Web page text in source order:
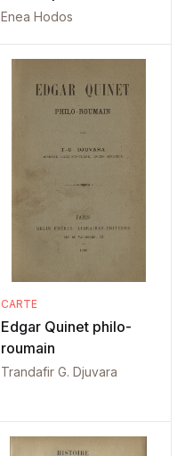
Enea Hodos
CARTE
Edgar Quinet philo-
roumain
Trandafir G. Djuvara